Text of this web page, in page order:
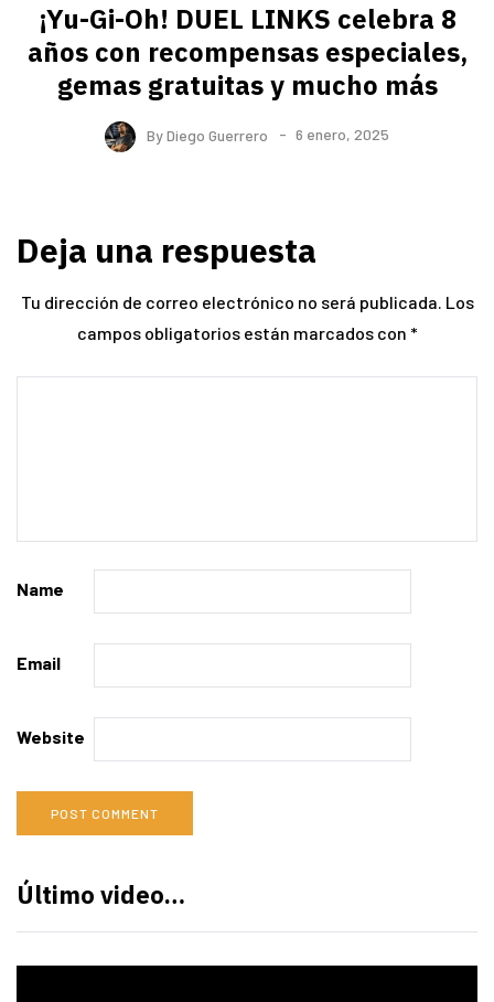
¡Yu-Gi-Oh! DUEL LINKS celebra 8
años con recompensas especiales,
gemas gratuitas y mucho más
ByDiego Guerrero 6 enero, 2025
Deja una respuesta
Tu dirección de correo electrónico no será publicada. Los
campos obligatorios están marcados con *
Name
Email
Website
Último video…